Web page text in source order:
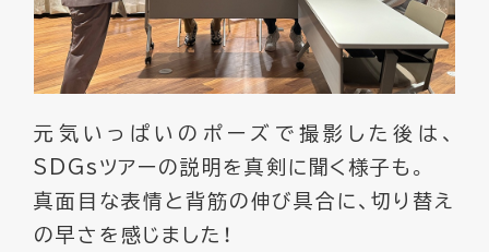
元気いっぱいのポーズで撮影した後は、
SDGsツアーの説明を真剣に聞く様子も。
真面目な表情と背筋の伸び具合に、切り替え
の早さを感じました！